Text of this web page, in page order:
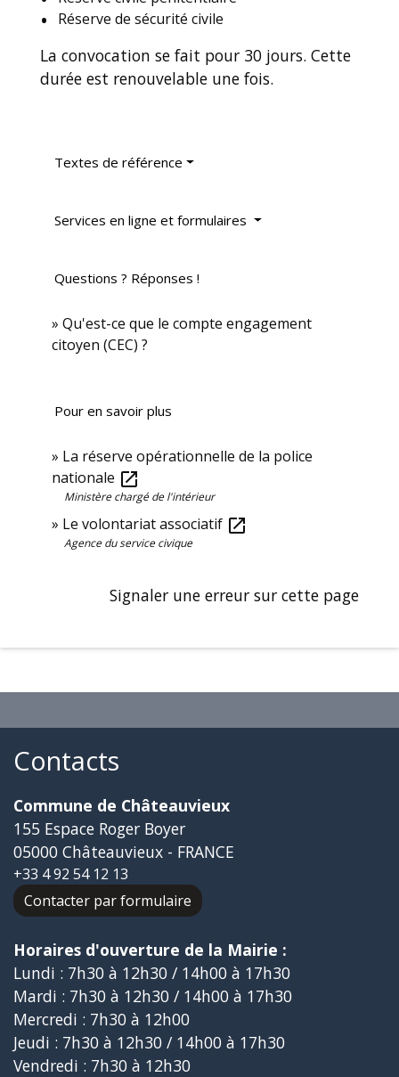
Réserve de sécurité civile
La convocation se fait pour 30 jours. Cette
durée est renouvelable une fois.
Textes de référence
Services en ligne et formulaires
Questions ? Réponses !
Qu'est-ce que le compte engagement
citoyen (CEC) ?
Pour en savoir plus
La réserve opérationnelle de la police
nationale open_in_new
Ministère chargé de l'intérieur
Le volontariat associatif open_in_new
Agence du service civique
Signaler une erreur sur cette page
Contacts
Commune de Châteauvieux
155 Espace Roger Boyer
05000 Châteauvieux - FRANCE
+33 4 92 54 12 13
Contacter par formulaire
Horaires d'ouverture de la Mairie :
Lundi : 7h30 à 12h30 / 14h00 à 17h30
Mardi : 7h30 à 12h30 / 14h00 à 17h30
Mercredi : 7h30 à 12h00
Jeudi : 7h30 à 12h30 / 14h00 à 17h30
Vendredi : 7h30 à 12h30